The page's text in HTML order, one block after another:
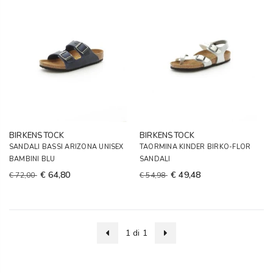
BIRKENSTOCK
SANDALI BASSI ARIZONA UNISEX
BAMBINI BLU
€ 72,00 € 64,80
BIRKENSTOCK
TAORMINA KINDER BIRKO-FLOR
SANDALI
€ 54,98 € 49,48
1 di 1